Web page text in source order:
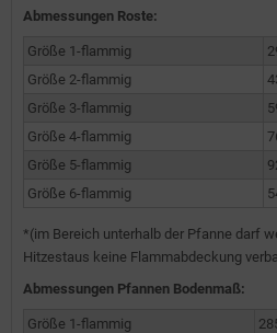
Abmessungen Roste:
Größe 1-flammig
Größe 2-flammig
Größe 3-flammig
Größe 4-flammig
Größe 5-flammig
Größe 6-flammig
*(im Bereich unterhalb der Pfanne darf
Hitzestaus keine Flammabdeckung
Abmessungen Pfannen Bodenmaß:
Größe 1-flammig